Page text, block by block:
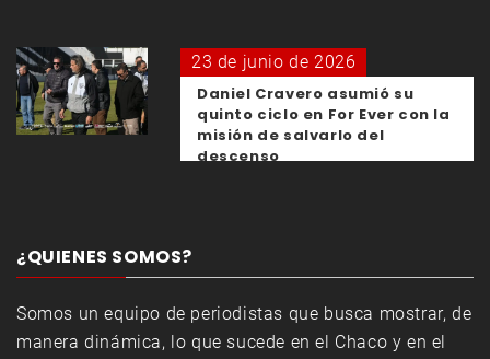
23 de junio de 2026
Daniel Cravero asumió su
quinto ciclo en For Ever con la
misión de salvarlo del
descenso
¿QUIENES SOMOS?
Somos un equipo de periodistas que busca mostrar, de
manera dinámica, lo que sucede en el Chaco y en el